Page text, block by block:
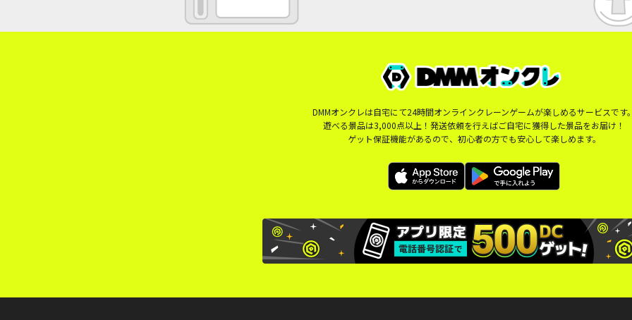
DMMオンクレは自宅にて24時間オンラインクレーンゲームが楽しめるサービスです
遊べる景品は3,000点以上！発送依頼を行えばご自宅に獲得した景品をお届け！
ゲット保証機能があるので、初心者の方でも安心して楽しめます。